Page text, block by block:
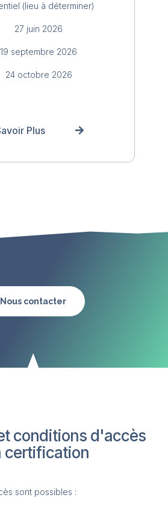
(lieu à déterminer)
27 juin 2026
19 septembre 2026
24 octobre 2026
Plus
Nous contacter
conditions d'accès
certification
sont possibles :